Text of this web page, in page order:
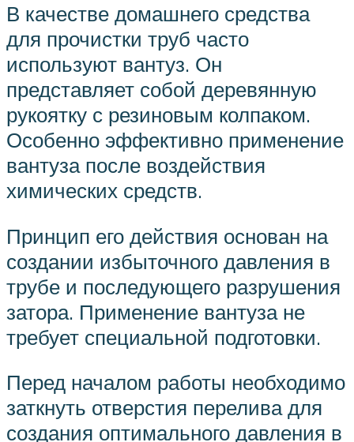
В качестве домашнего средства
для прочистки труб часто
используют вантуз. Он
представляет собой деревянную
рукоятку с резиновым колпаком.
Особенно эффективно применение
вантуза после воздействия
химических средств.
Принцип его действия основан на
создании избыточного давления в
трубе и последующего разрушения
затора. Применение вантуза не
требует специальной подготовки.
Перед началом работы необходимо
заткнуть отверстия перелива для
создания оптимального давления в